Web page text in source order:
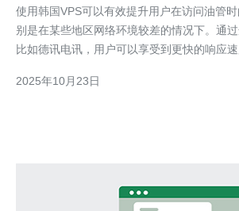
使用韩国VPS可以有效提升用户在访问油管
别是在某些地区网络环境较差的情况下。通
比如德讯电讯，用户可以享受到更快的响应速
择服务商时应注意的要点。 选择合适的VPS服务商 在使用韩国
2025年10月23日